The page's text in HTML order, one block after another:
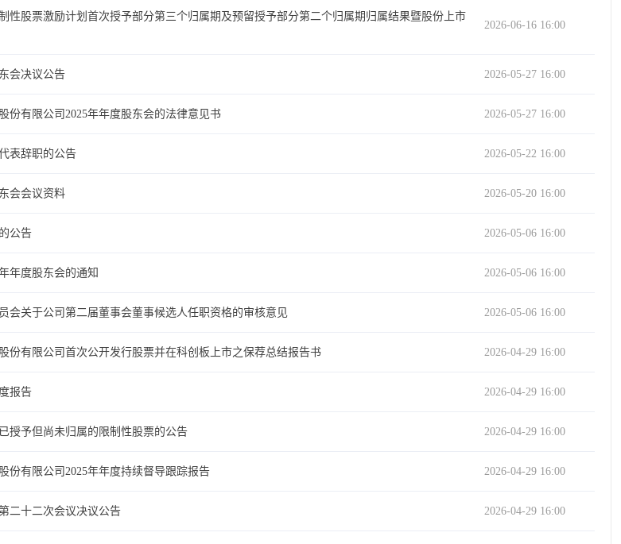
性股票激励计划首次授予部分第三个归属期及预留授予部分第二个归属期归属结果暨股份上市
2026-06-16 16:00
会决议公告 2026-05-27 16:00
份有限公司2025年年度股东会的法律意见书 2026-05-27 16:00
表辞职的公告 2026-05-22 16:00
会会议资料 2026-05-20 16:00
公告 2026-05-06 16:00
年度股东会的通知 2026-05-06 16:00
会关于公司第二届董事会董事候选人任职资格的审核意见 2026-05-06 16:00
份有限公司首次公开发行股票并在科创板上市之保荐总结报告书 2026-04-29 16:00
报告 2026-04-29 16:00
授予但尚未归属的限制性股票的公告 2026-04-29 16:00
份有限公司2025年年度持续督导跟踪报告 2026-04-29 16:00
二十二次会议决议公告 2026-04-29 16:00